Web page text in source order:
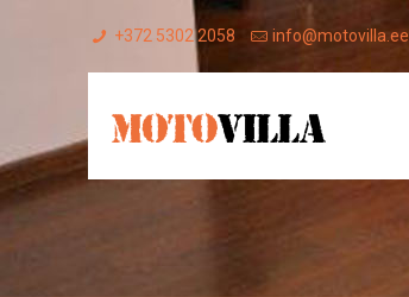
+372 5302 2058 info@motovilla.ee